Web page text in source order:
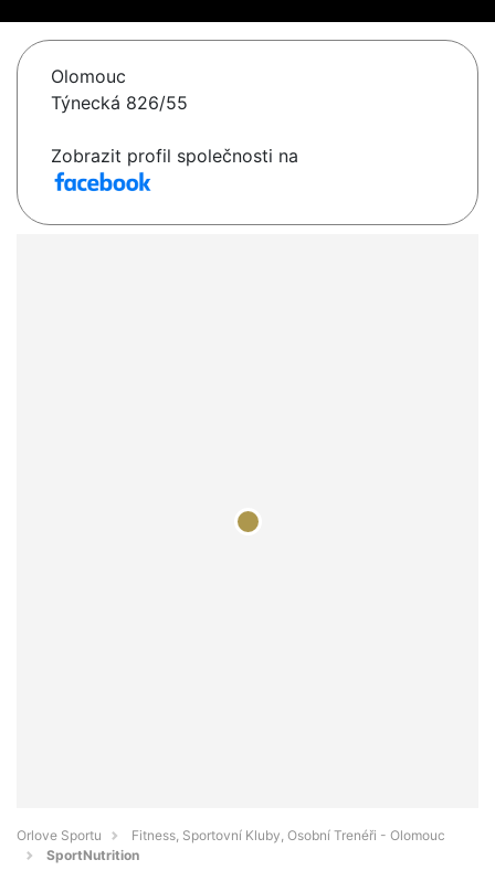
Olomouc
Týnecká 826/55
Zobrazit profil společnosti na
Orlove Sportu
Fitness, Sportovní Kluby, Osobní Trenéři - Olomouc
SportNutrition